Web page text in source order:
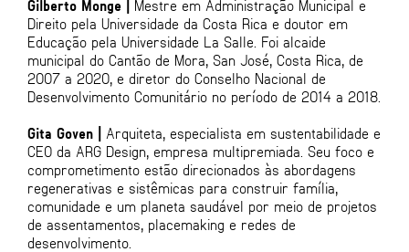
Gilberto Monge | Mestre em Administração Municipal e
Direito pela Universidade da Costa Rica e doutor em
Educação pela Universidade La Salle. Foi alcaide
municipal do Cantão de Mora, San José, Costa Rica, de
2007 a 2020, e diretor do Conselho Nacional de
Desenvolvimento Comunitário no período de 2014 a 2018.
Gita Goven |
Arquiteta, especialista em sustentabilidade e
CEO da ARG Design, empresa multipremiada. Seu foco e
comprometimento estão direcionados às abordagens
regenerativas e sistêmicas para construir família,
comunidade e um planeta saudável por meio de projetos
de assentamentos, placemaking e redes de
desenvolvimento.